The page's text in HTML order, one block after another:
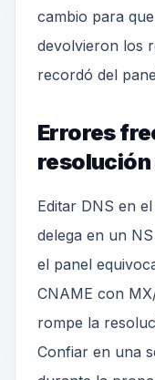
cambio para
devolvieron los
recordó del
Errores
resolución
Editar DNS en
delega en un
el panel
CNAME con
rompe la
Confiar en una